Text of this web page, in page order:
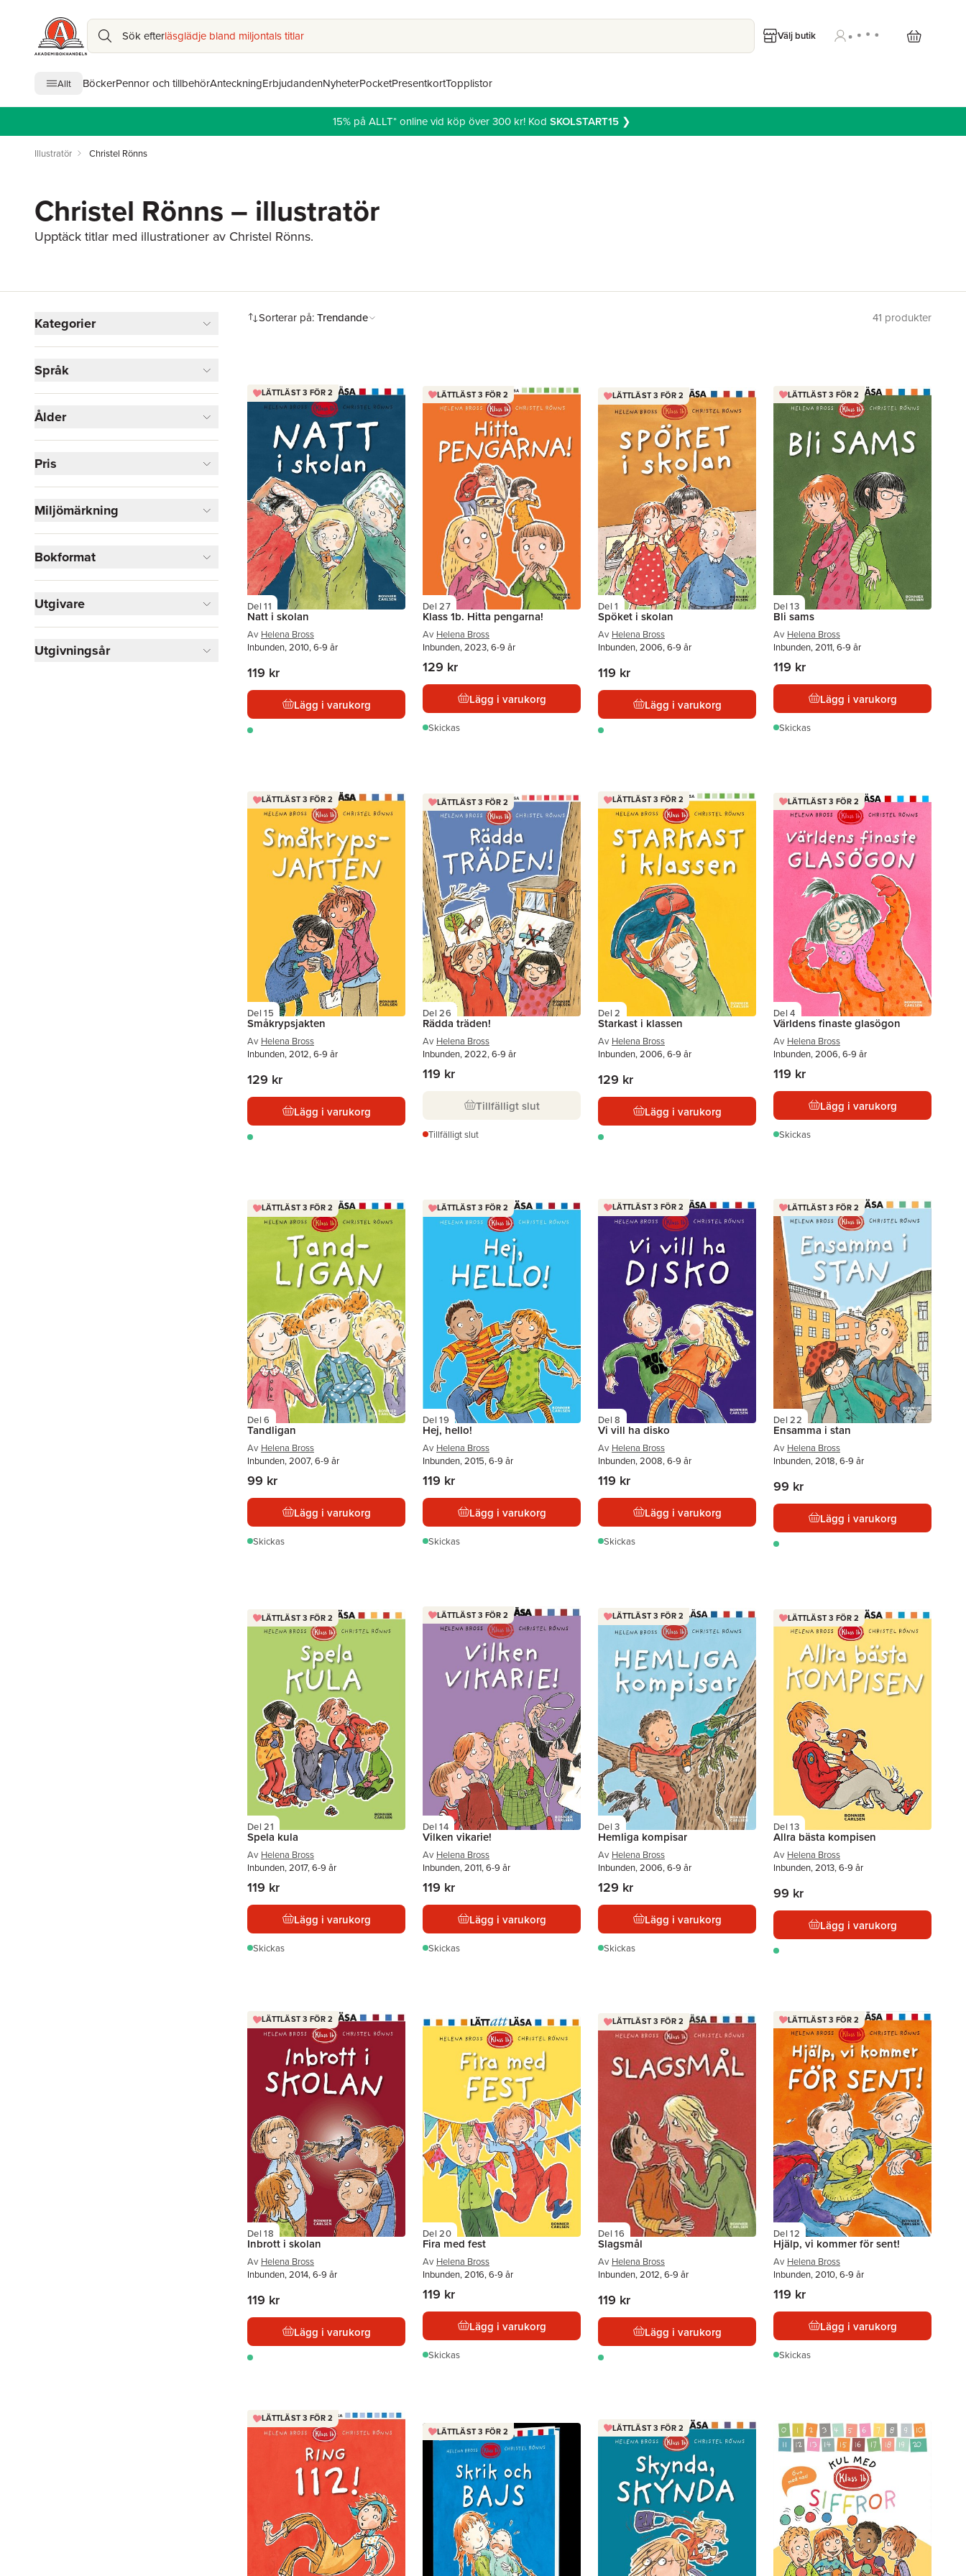
Sök efterläsglädje bland miljontals titlar Välj butik
Allt BöckerPennor och tillbehörAnteckningErbjudandenNyheterPocketPresentkortTopplistor
15% på ALLT* online vid köp över 300 kr! Kod SKOLSTART15❯
Illustratör Christel Rönns
Christel Rönns – illustratör
Upptäck titlar med illustrationer av Christel Rönns.
Kategorier
Barn och ungdom
40
Visa fler
Språk
Ålder
Pris
Miljömärkning
Bokformat
Utgivare
Utgivningsår
Sorterar på:Trendande 41 produkter
LÄTTLÄST 3 FÖR 2
Del 11
Natt i skolan
Av Helena Bross
Inbunden, 2010, 6-9 år
119 kr
Lägg i varukorg
LÄTTLÄST 3 FÖR 2
Del 27
Klass 1b. Hitta pengarna!
Av Helena Bross
Inbunden, 2023, 6-9 år
129 kr
Lägg i varukorg
Skickas
LÄTTLÄST 3 FÖR 2
Del 1
Spöket i skolan
Av Helena Bross
Inbunden, 2006, 6-9 år
119 kr
Lägg i varukorg
LÄTTLÄST 3 FÖR 2
Del 13
Bli sams
Av Helena Bross
Inbunden, 2011, 6-9 år
119 kr
Lägg i varukorg
Skickas
LÄTTLÄST 3 FÖR 2
Del 15
Småkrypsjakten
Av Helena Bross
Inbunden, 2012, 6-9 år
129 kr
Lägg i varukorg
LÄTTLÄST 3 FÖR 2
Del 26
Rädda träden!
Av Helena Bross
Inbunden, 2022, 6-9 år
119 kr
Tillfälligt slut
Tillfälligt slut
LÄTTLÄST 3 FÖR 2
Del 2
Starkast i klassen
Av Helena Bross
Inbunden, 2006, 6-9 år
129 kr
Lägg i varukorg
LÄTTLÄST 3 FÖR 2
Del 4
Världens finaste glasögon
Av Helena Bross
Inbunden, 2006, 6-9 år
119 kr
Lägg i varukorg
Skickas
LÄTTLÄST 3 FÖR 2
Del 6
Tandligan
Av Helena Bross
Inbunden, 2007, 6-9 år
99 kr
Lägg i varukorg
Skickas
LÄTTLÄST 3 FÖR 2
Del 19
Hej, hello!
Av Helena Bross
Inbunden, 2015, 6-9 år
119 kr
Lägg i varukorg
Skickas
LÄTTLÄST 3 FÖR 2
Del 8
Vi vill ha disko
Av Helena Bross
Inbunden, 2008, 6-9 år
119 kr
Lägg i varukorg
Skickas
LÄTTLÄST 3 FÖR 2
Del 22
Ensamma i stan
Av Helena Bross
Inbunden, 2018, 6-9 år
99 kr
Lägg i varukorg
LÄTTLÄST 3 FÖR 2
Del 21
Spela kula
Av Helena Bross
Inbunden, 2017, 6-9 år
119 kr
Lägg i varukorg
Skickas
LÄTTLÄST 3 FÖR 2
Del 14
Vilken vikarie!
Av Helena Bross
Inbunden, 2011, 6-9 år
119 kr
Lägg i varukorg
Skickas
LÄTTLÄST 3 FÖR 2
Del 3
Hemliga kompisar
Av Helena Bross
Inbunden, 2006, 6-9 år
129 kr
Lägg i varukorg
Skickas
LÄTTLÄST 3 FÖR 2
Del 13
Allra bästa kompisen
Av Helena Bross
Inbunden, 2013, 6-9 år
99 kr
Lägg i varukorg
LÄTTLÄST 3 FÖR 2
Del 18
Inbrott i skolan
Av Helena Bross
Inbunden, 2014, 6-9 år
119 kr
Lägg i varukorg
Del 20
Fira med fest
Av Helena Bross
Inbunden, 2016, 6-9 år
119 kr
Lägg i varukorg
Skickas
LÄTTLÄST 3 FÖR 2
Del 16
Slagsmål
Av Helena Bross
Inbunden, 2012, 6-9 år
119 kr
Lägg i varukorg
LÄTTLÄST 3 FÖR 2
Del 12
Hjälp, vi kommer för sent!
Av Helena Bross
Inbunden, 2010, 6-9 år
119 kr
Lägg i varukorg
Skickas
LÄTTLÄST 3 FÖR 2
LÄTTLÄST 3 FÖR 2
LÄTTLÄST 3 FÖR 2